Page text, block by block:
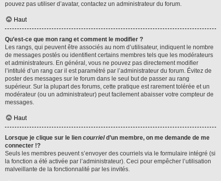
pouvez pas utiliser d’avatar, contactez un administrateur du forum.
Haut
Qu’est-ce que mon rang et comment le modifier ?
Les rangs, qui peuvent être associés au nom d’utilisateur, indiquent le nombre
de messages postés ou identifient certains membres tels que les modérateurs
et administrateurs. En général, vous ne pouvez pas directement modifier
l’intitulé d’un rang car il est paramétré par l’administrateur du forum. Évitez de
poster des messages sur le forum dans le seul but de passer au rang
supérieur. Sur la plupart des forums, cette pratique est rarement tolérée et un
modérateur (ou un administrateur) peut facilement abaisser votre compteur de
messages.
Haut
Lorsque je clique sur le lien courrield’un membre, on me demande de me
connecter !?
Seuls les membres peuvent s’envoyer des courriels via le formulaire intégré (si
la fonction a été activée par l’administrateur). Ceci pour empêcher l’utilisation
malveillante de la fonctionnalité par les invités.